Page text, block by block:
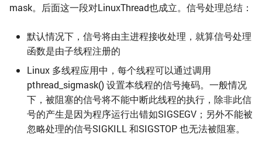
mask。后面这一段对LinuxThread也成立。信号处理总结：
默认情况下，信号将由主进程接收处理，就算信号处理
函数是由子线程注册的
Linux 多线程应用中，每个线程可以通过调用
pthread_sigmask() 设置本线程的信号掩码。一般情况
下，被阻塞的信号将不能中断此线程的执行，除非此信
号的产生是因为程序运行出错如SIGSEGV；另外不能被
忽略处理的信号SIGKILL 和SIGSTOP 也无法被阻塞。